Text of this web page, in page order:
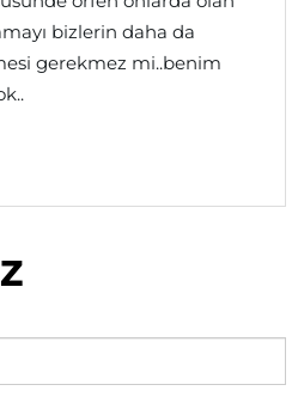
bizlerin daha da
gerekmez mi..benim